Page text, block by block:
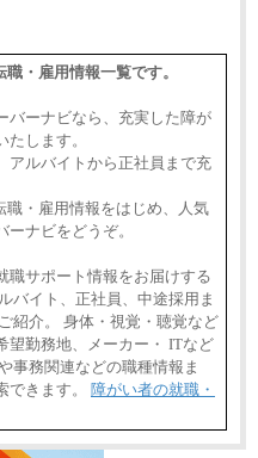
・雇用情報一覧です。
バーナビなら、充実した障が
します。
アルバイトから正社員まで充
職・雇用情報をはじめ、人気
ナビをどうぞ。
職サポート情報をお届けする
バイト、正社員、中途採用ま
紹介。 身体・視覚・聴覚など
望勤務地、メーカー・ ITなど
事務関連などの職種情報ま
できます。 障がい者の就職・